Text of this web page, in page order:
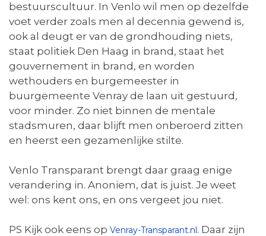
bestuurscultuur. In Venlo wil men op dezelfde
voet verder zoals men al decennia gewend is,
ook al deugt er van de grondhouding niets,
staat politiek Den Haag in brand, staat het
gouvernement in brand, en worden
wethouders en burgemeester in
buurgemeente Venray de laan uit gestuurd,
voor minder. Zo niet binnen de mentale
stadsmuren, daar blijft men onberoerd zitten
en heerst een gezamenlijke stilte.
Venlo Transparant brengt daar graag enige
verandering in. Anoniem, dat is juist. Je weet
wel: ons kent ons, en ons vergeet jou niet.
PS Kijk ook eens op Venray-Transparant.nl. Daar zijn